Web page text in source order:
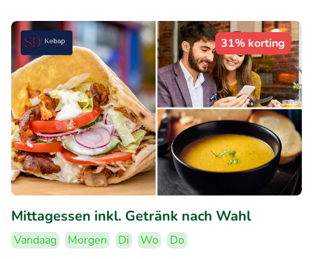
31% korting
Mittagessen inkl. Getränk nach Wahl
Vandaag Morgen Di Wo
Do